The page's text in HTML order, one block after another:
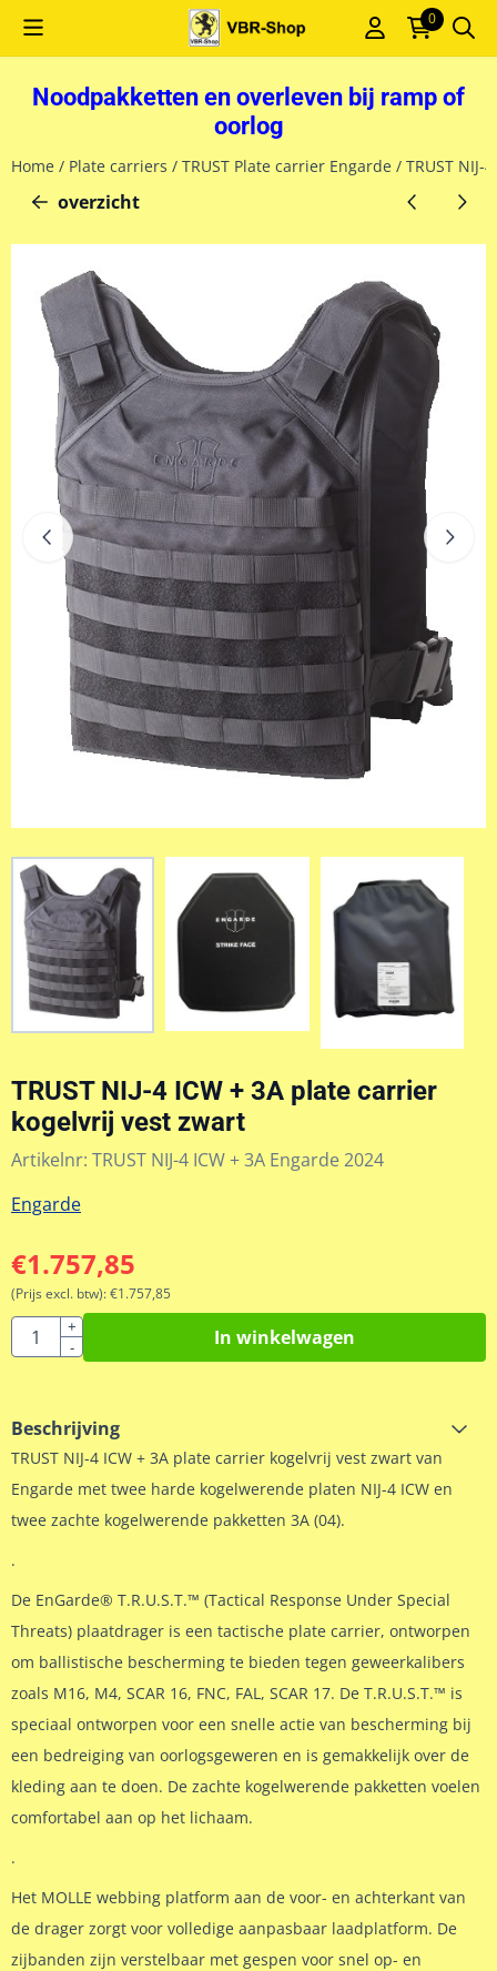
Cookievoorkeuren zijn momenteel gesloten. 0
Noodpakketten en overleven bij ramp of
oorlog
Home / Plate carriers / TRUST Plate carrier Engarde / TRUST
overzicht
TRUST NIJ-4 ICW + 3A plate carrier
kogelvrij vest zwart
Artikelnr: TRUST NIJ-4 ICW + 3A Engarde 2024
Engarde
€1.757,85
(Prijs excl. btw):€1.757,85
Aantal
+
-
In winkelwagen
Beschrijving
TRUST NIJ-4 ICW + 3A plate carrier kogelvrij vest zwart van
Engarde met twee harde kogelwerende platen NIJ-4 ICW en
twee zachte kogelwerende pakketten 3A (04).
.
De EnGarde® T.R.U.S.T.™ (Tactical Response Under Special
Threats) plaatdrager is een tactische plate carrier, ontworpen
om ballistische bescherming te bieden tegen geweerkalibers
zoals M16, M4, SCAR 16, FNC, FAL, SCAR 17. De T.R.U.S.T.™ is
speciaal ontworpen voor een snelle actie van bescherming bij
een bedreiging van oorlogsgeweren en is gemakkelijk over de
kleding aan te doen. De zachte kogelwerende pakketten voelen
comfortabel aan op het lichaam.
.
Het MOLLE webbing platform aan de voor- en achterkant van
de drager zorgt voor volledige aanpasbaar laadplatform. De
zijbanden zijn verstelbaar met gespen voor snel op- en